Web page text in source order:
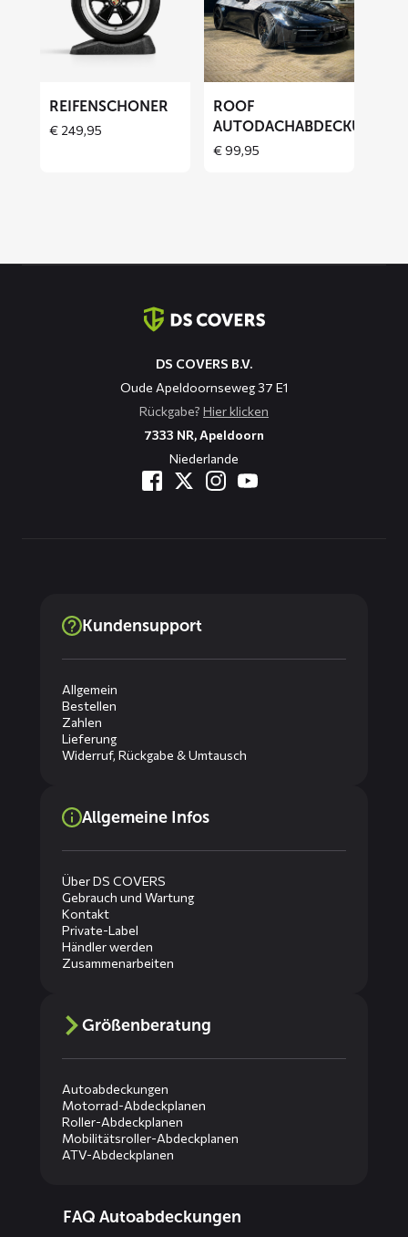
Reifenschoner
REIFENSCHONER
€249,95
ROOF
Autodachabdeckung
ROOF
AUTODACHABDECKUNG
€99,95
DS COVERS B.V.
Oude Apeldoornseweg 37 E1
Rückgabe? Hier klicken
7333 NR, Apeldoorn
Niederlande
Kundensupport
Allgemein
Bestellen
Zahlen
Lieferung
Widerruf, Rückgabe & Umtausch
Allgemeine Infos
Über DS COVERS
Gebrauch und Wartung
Kontakt
Private-Label
Händler werden
Zusammenarbeiten
Größenberatung
Autoabdeckungen
Motorrad-Abdeckplanen
Roller-Abdeckplanen
Mobilitätsroller-Abdeckplanen
ATV-Abdeckplanen
menusFAQ Autoabdeckungen